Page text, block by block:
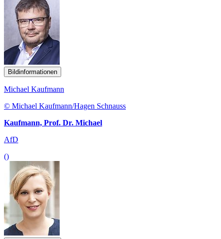
Bildinformationen
Michael Kaufmann
© Michael Kaufmann/Hagen Schnauss
Kaufmann, Prof. Dr. Michael
AfD
()